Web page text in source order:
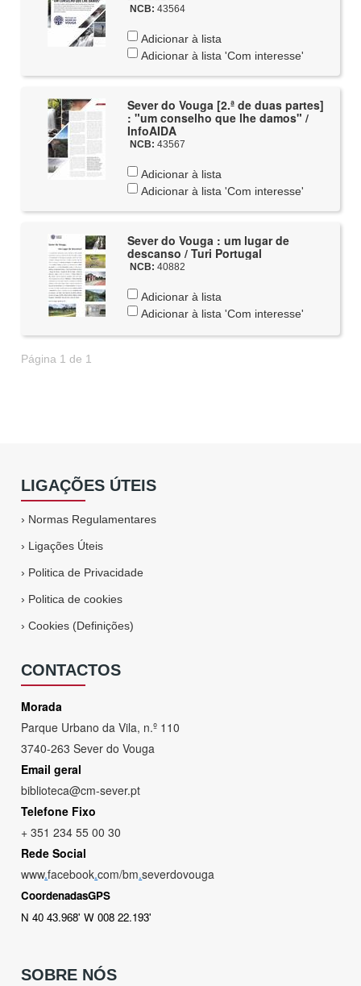
NCB: 43564
Adicionar à lista
Adicionar à lista 'Com interesse'
Sever do Vouga [2.ª de duas partes]
: "um conselho que lhe damos" /
InfoAIDA
NCB: 43567
Adicionar à lista
Adicionar à lista 'Com interesse'
Sever do Vouga : um lugar de
descanso / Turi Portugal
NCB: 40882
Adicionar à lista
Adicionar à lista 'Com interesse'
Página 1 de 1
LIGAÇÕES ÚTEIS
› Normas Regulamentares
› Ligações Úteis
› Politica de Privacidade
› Politica de cookies
›Cookies (Definições)
CONTACTOS
Morada
Parque Urbano da Vila, n.º 110
3740-263 Sever do Vouga
Email geral
biblioteca@cm-sever.pt
Telefone Fixo
+ 351 234 55 00 30
Rede Social
www.facebook.com/bm.severdovouga
CoordenadasGPS
N 40 43.968' W 008 22.193'
SOBRE NÓS